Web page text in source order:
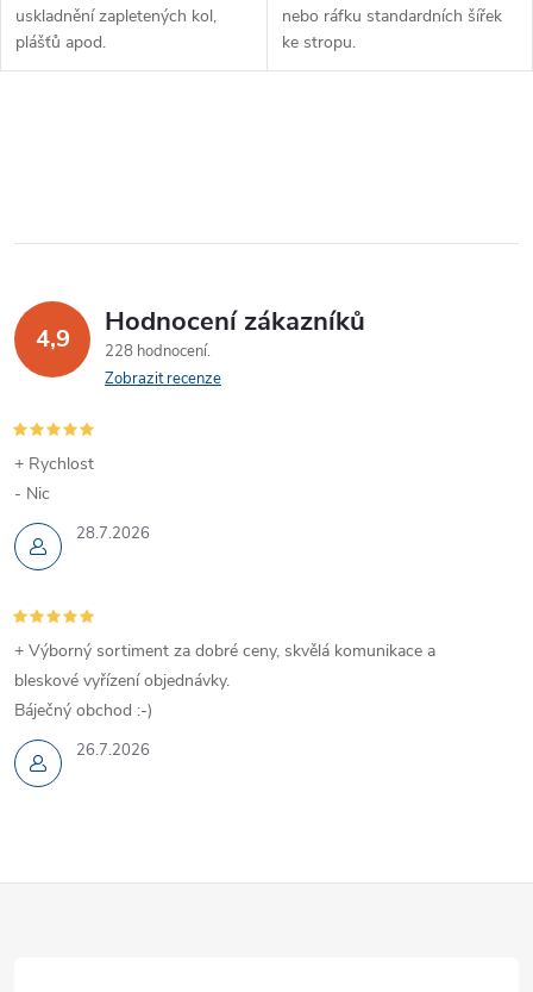
uskladnění zapletených kol,
plášťů apod.
nebo ráfku standardních šířek
ke stropu.
l
d
a
c
í
p
r
v
k
y
v
4,9 Hodnocení zákazníků
228 hodnocení
Zobrazit recenze
28.7.2026
+ Rychlost
- Nic
26.7.2026
+ Výborný sortiment za dobré ceny, skvělá komunikace a
bleskové vyřízení objednávky.
Báječný obchod :-)